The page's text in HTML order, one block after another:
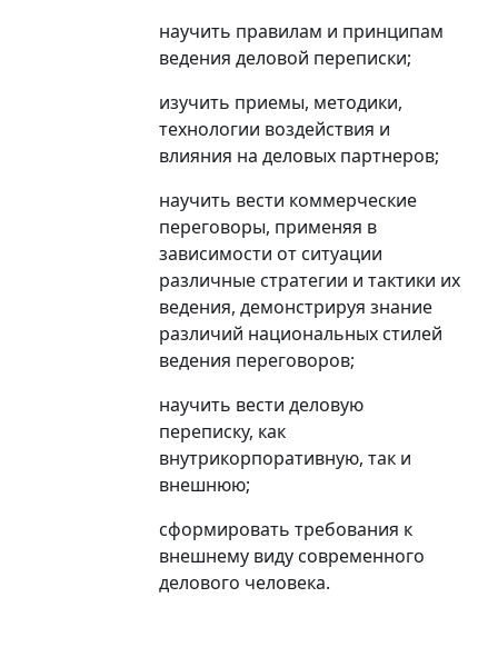
научить правилам и принципам
ведения деловой переписки;
изучить приемы, методики,
технологии воздействия и
влияния на деловых партнеров;
научить вести коммерческие
переговоры, применяя в
зависимости от ситуации
различные стратегии и тактики их
ведения, демонстрируя знание
различий национальных стилей
ведения переговоров;
научить вести деловую
переписку, как
внутрикорпоративную, так и
внешнюю;
сформировать требования к
внешнему виду современного
делового человека.